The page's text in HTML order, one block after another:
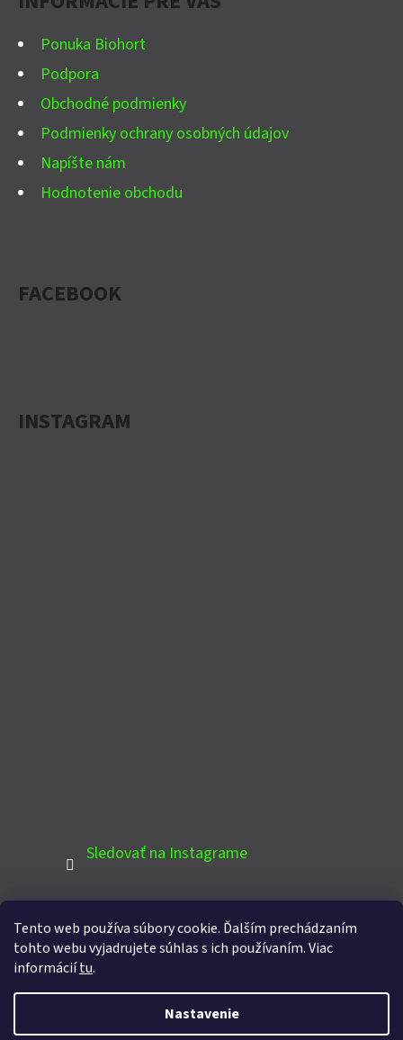
Tento web používa súbory cookie. Ďalším prechádzaním
tohto webu vyjadrujete súhlas s ich používaním. Viac
informáciítu.
Nastavenie
Ponuka Biohort
Podpora
Obchodné podmienky
Podmienky ochrany osobných údajov
Napíšte nám
Hodnotenie obchodu
FACEBOOK
INSTAGRAM
Sledovať na Instagrame
PINTEREST
Vytvoril Shoptet